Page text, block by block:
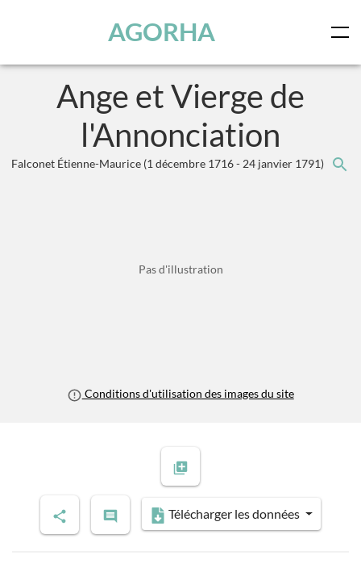
AGORHA
Ange et Vierge de
l'Annonciation
Falconet Étienne-Maurice (1 décembre 1716 - 24 janvier 1791)
Pas d'illustration
Conditions d'utilisation des images du site
Télécharger les données